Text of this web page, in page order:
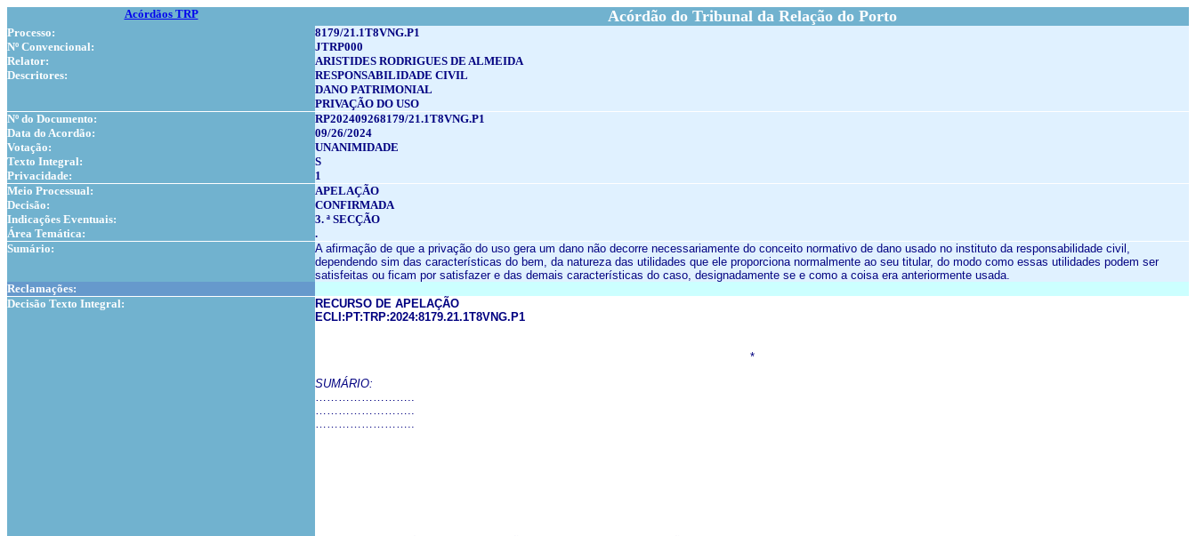
Acórdãos TRP Acórdão do Tribunal da Relação do Porto
Processo:
8179/21.1T8VNG.P1
Nº Convencional:
JTRP000
Relator:
ARISTIDES RODRIGUES DE ALMEIDA
Descritores:
RESPONSABILIDADE CIVIL
DANO PATRIMONIAL
PRIVAÇÃO DO USO
Nº do Documento:
RP202409268179/21.1T8VNG.P1
Data do Acordão:
09/26/2024
Votação:
UNANIMIDADE
Texto Integral:
S
Privacidade:
1
Meio Processual:
APELAÇÃO
Decisão:
CONFIRMADA
Indicações Eventuais:
3. ª SECÇÃO
Área Temática:
.
Sumário:
A afirmação de que a privação do uso gera um dano não decorre necessariamente do conceito normativo de dano usado no instituto da responsabilidade civil,
dependendo sim das características do bem, da natureza das utilidades que ele proporciona normalmente ao seu titular, do modo como essas utilidades podem ser
satisfeitas ou ficam por satisfazer e das demais características do caso, designadamente se e como a coisa era anteriormente usada.
Reclamações:
Decisão Texto Integral:
RECURSO DE APELAÇÃO
ECLI:PT:TRP:2024:8179.21.1T8VNG.P1
*
SUMÁRIO:
……………………..
……………………..
……………………..